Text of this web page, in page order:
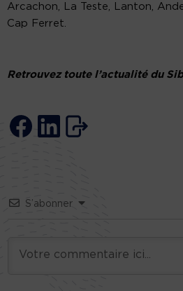
Arcachon, La Teste, Lanton,
Cap Ferret.
Retrouvez toute l’actualité du
S’abonner